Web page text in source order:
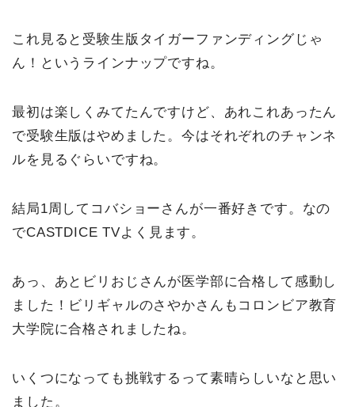
これ見ると受験生版タイガーファンディングじゃ
ん！というラインナップですね。
最初は楽しくみてたんですけど、あれこれあったん
で受験生版はやめました。今はそれぞれのチャンネ
ルを見るぐらいですね。
結局1周してコバショーさんが一番好きです。なの
でCASTDICE TVよく見ます。
あっ、あとビリおじさんが医学部に合格して感動し
ました！ビリギャルのさやかさんもコロンビア教育
大学院に合格されましたね。
いくつになっても挑戦するって素晴らしいなと思い
ました。